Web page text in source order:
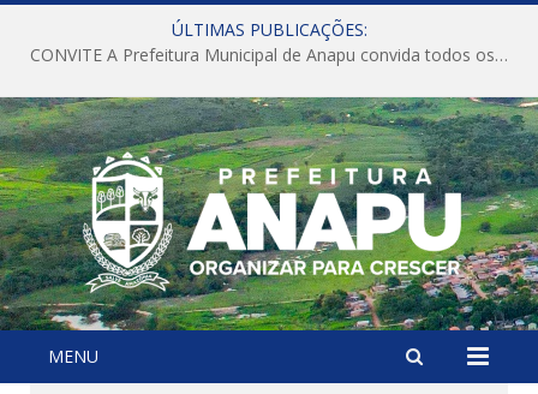
ÚLTIMAS PUBLICAÇÕES:
CONVITE A Prefeitura Municipal de Anapu convida todos os servidores públicos municipais para participarem da Audiência Pública de discussão da Lei de Diretrizes Orçamentárias (LDO), importante instrumento de planejamento das ações e investimentos da Administração Pública para o próximo exercício financeiro.
MENU